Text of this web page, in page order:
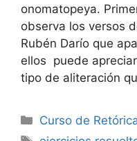
onomatopeya.
observa los versos
Rubén Darío que
ellos puede
tipo de aliteración
Categorías
Curso de